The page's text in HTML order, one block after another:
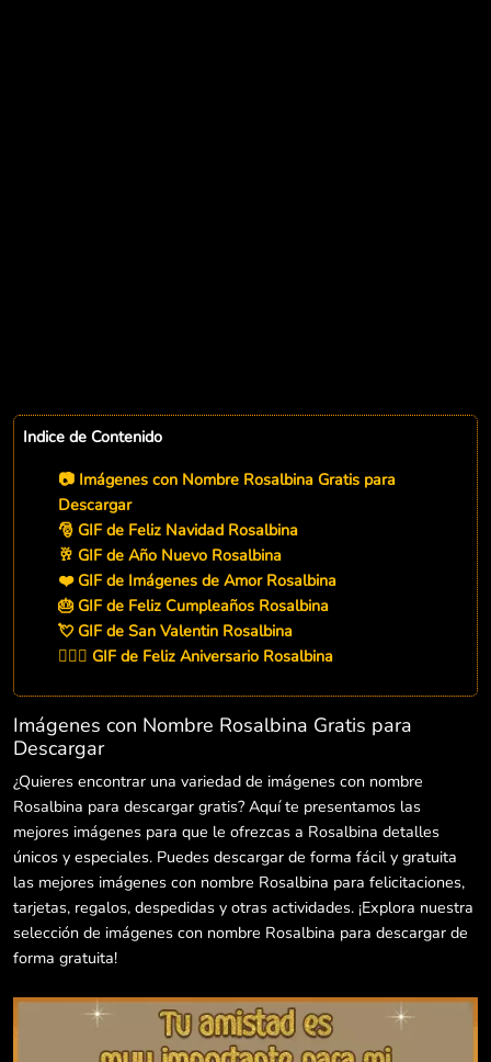
Indice de Contenido
📷 Imágenes con Nombre Rosalbina Gratis para
Descargar
🎅 GIF de Feliz Navidad Rosalbina
🥂 GIF de Año Nuevo Rosalbina
❤️ GIF de Imágenes de Amor Rosalbina
🎂 GIF de Feliz Cumpleaños Rosalbina
💘 GIF de San Valentin Rosalbina
👨‍❤️‍👨 GIF de Feliz Aniversario Rosalbina
Imágenes con Nombre Rosalbina Gratis para
Descargar
¿Quieres encontrar una variedad de imágenes con nombre
Rosalbina para descargar gratis? Aquí te presentamos las
mejores imágenes para que le ofrezcas a Rosalbina detalles
únicos y especiales. Puedes descargar de forma fácil y gratuita
las mejores imágenes con nombre Rosalbina para felicitaciones,
tarjetas, regalos, despedidas y otras actividades. ¡Explora nuestra
selección de imágenes con nombre Rosalbina para descargar de
forma gratuita!